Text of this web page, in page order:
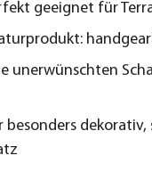
geeignet für
unerwünschten
besonders